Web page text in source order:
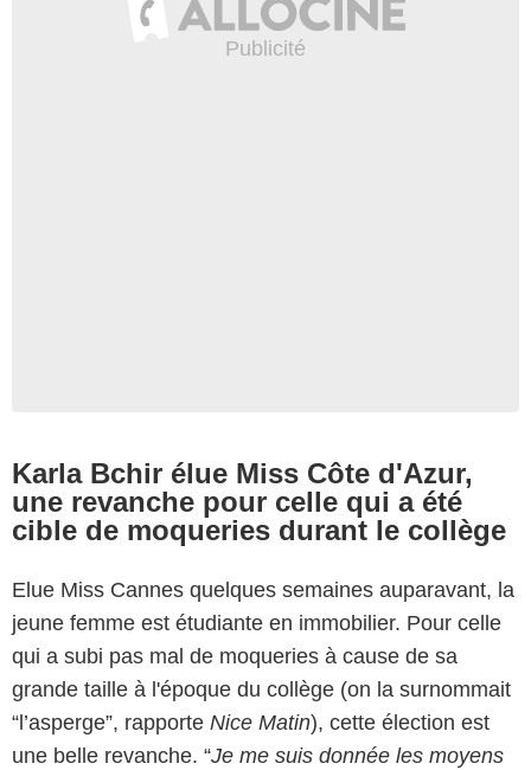
Karla Bchir élue Miss Côte d'Azur,
une revanche pour celle qui a été
cible de moqueries durant le collège
Elue Miss Cannes quelques semaines auparavant, la
jeune femme est étudiante en immobilier. Pour celle
qui a subi pas mal de moqueries à cause de sa
grande taille à l'époque du collège (on la surnommait
“l’asperge”, rapporte Nice Matin), cette élection est
une belle revanche. “Je me suis donnée les moyens